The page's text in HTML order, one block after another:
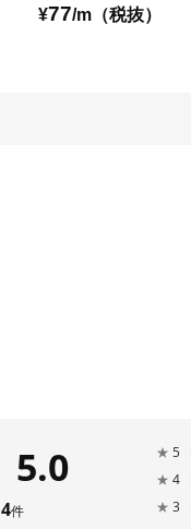
¥77/m（税抜）
5.0
4件
★ 5
★ 4
★ 3